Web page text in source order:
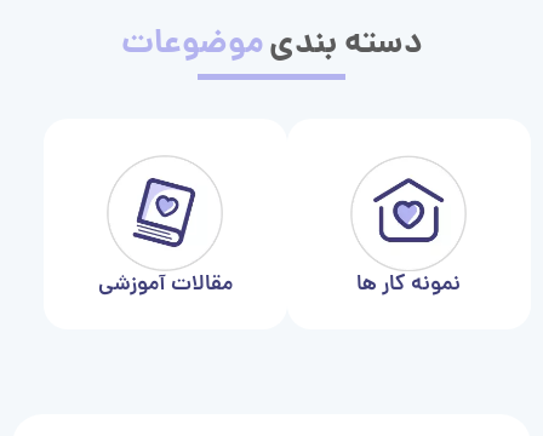
دسته بندیموضوعات
نمونه کار ها مقالات آموزشی